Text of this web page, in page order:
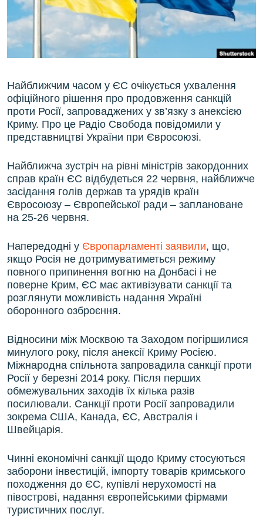
ВІДЕОУРОКИ «ELIFBE»
СВІДЧЕННЯ ОКУПАЦІЇ
УКРАЇНСЬКА ПРОБЛЕМА КРИМУ
Русский
Qırımtatar
Усі сайти RFE/RL
Найближчим часом у ЄС очікується ухвалення
офіційного рішення про продовження санкцій
проти Росії, запроваджених у зв’язку з анексією
Криму. Про це Радіо Свобода повідомили у
представництві України при Євросоюзі.
Найближча зустріч на рівні міністрів закордонних
справ країн ЄС відбудеться 22 червня, найближче
засідання голів держав та урядів країн
Євросоюзу – Європейської ради – заплановане
на 25-26 червня.
Напередодні у Європарламенті заявили, що,
якщо Росія не дотримуватиметься режиму
повного припинення вогню на Донбасі і не
поверне Крим, ЄС має активізувати санкції та
розглянути можливість надання Україні
оборонного озброєння.
Відносини між Москвою та Заходом погіршилися
минулого року, після анексії Криму Росією.
Міжнародна спільнота запровадила санкції проти
Росії у березні 2014 року. Після перших
обмежувальних заходів їх кілька разів
посилювали. Санкції проти Росії запровадили
зокрема США, Канада, ЄС, Австралія і
Швейцарія.
Чинні економічні санкції щодо Криму стосуються
заборони інвестицій, імпорту товарів кримського
походження до ЄС, купівлі нерухомості на
півострові, надання європейськими фірмами
туристичних послуг.